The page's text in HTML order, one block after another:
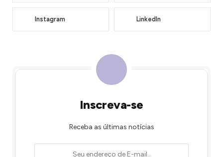
Instagram LinkedIn
Inscreva-se
Receba as últimas notícias